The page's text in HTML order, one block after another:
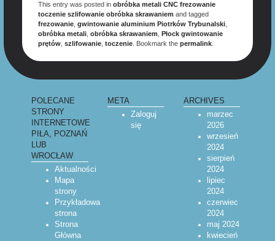
This entry was posted in obróbka metali CNC frezowanie
toczenie szlifowanie obróbka skrawaniem and tagged
frezowanie, gwintowanie aluminium Piotrków Trybunalski,
obróbka metali, obróbka skrawaniem
Płock gwintowanie
prętów, szlifowanie, toczenie. Bookmark the permalink.
POLECANE
STRONY
INTERNETOWE
PIŁA, POZNAŃ
LUB
WROCŁAW
Aktualności
Mapa
strony
Przykładowa
strona
Strona
Główna
META
Zaloguj
się
ARCHIVES
marzec
2026
wrzesień
2024
sierpień
2024
lipiec
2024
czerwiec
2024
maj 2024
kwiecień